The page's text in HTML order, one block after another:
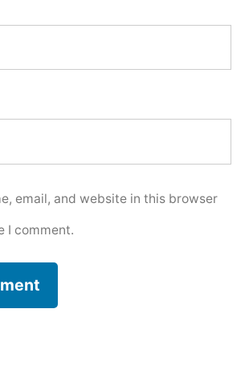
email, and website in this browser
I comment.